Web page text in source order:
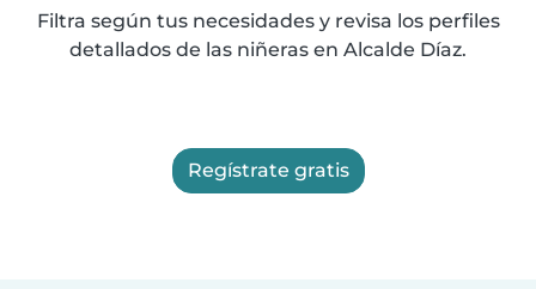
Filtra según tus necesidades y revisa los perfiles
detallados de las niñeras en Alcalde Díaz.
Regístrate gratis